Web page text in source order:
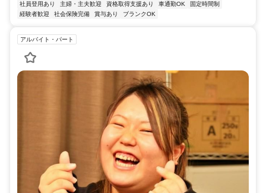
社員登用あり 主婦・主夫歓迎 資格取得支援あり 車通勤OK
固定時間制
経験者歓迎
社会保険完備 賞与あり ブランクOK
アルバイト・パート